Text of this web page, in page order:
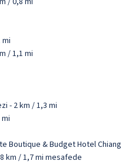
mi
/ 1,1 mi
- 2 km / 1,3 mi
Boutique & Budget Hotel Chiang
km / 1,7 mi mesafede